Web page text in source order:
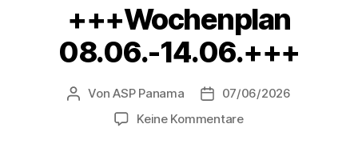
+++Wochenplan
08.06.-14.06.+++
Beitragsautor
VonASP Panama Beitragsdatum
07/06/2026
Keine Kommentarezu